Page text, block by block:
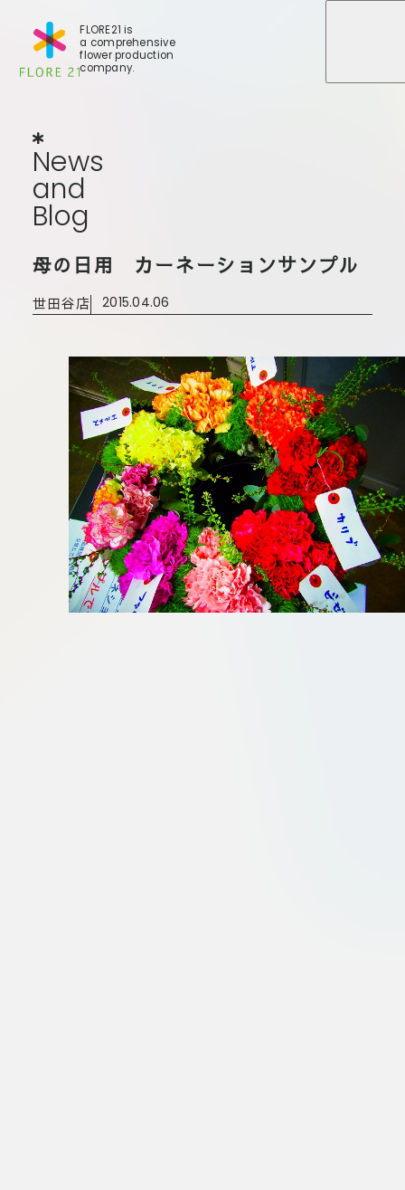
FLORE21 is
a comprehensive
flower production
company.
News
News
and
and
Blog
Blog
母の日用 カーネーションサンプル
世田谷店 2015.04.06
大田本店
大田新店
葛西店
板橋店
川崎加工部
BLOG
会社概要
FLORE
STORY
Gallery
お取引につ
いて
お問い合わ
せ
EN